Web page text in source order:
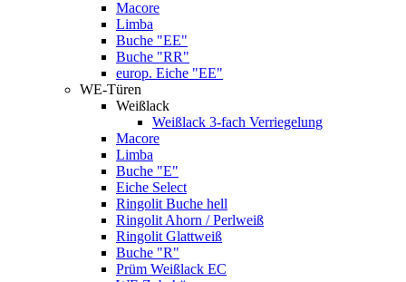
Macore
Limba
Buche "EE"
Buche "RR"
europ. Eiche "EE"
WE-Türen
Weißlack
Weißlack 3-fach Verriegelung
Macore
Limba
Buche "E"
Eiche Select
Ringolit Buche hell
Ringolit Ahorn / Perlweiß
Ringolit Glattweiß
Buche "R"
Prüm Weißlack EC